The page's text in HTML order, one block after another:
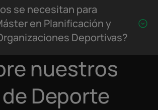
se necesitan para
en Planificación y
Deportivas?
nuestros
Deporte